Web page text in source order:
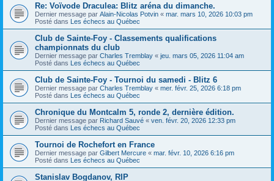
Re: Voïvode Draculea: Blitz aréna du dimanche.
Dernier message par Alain-Nicolas Potvin « mar. mars 10, 2026 10:03 pm
Posté dans Les échecs au Québec
Club de Sainte-Foy - Classements qualifications
championnats du club
Dernier message par Charles Tremblay « jeu. mars 05, 2026 11:04 am
Posté dans Les échecs au Québec
Club de Sainte-Foy - Tournoi du samedi - Blitz 6
Dernier message par Charles Tremblay « mer. févr. 25, 2026 6:18 pm
Posté dans Les échecs au Québec
Chronique du Montcalm 5, ronde 2, dernière édition.
Dernier message par Richard Sauvé « ven. févr. 20, 2026 12:33 pm
Posté dans Les échecs au Québec
Tournoi de Rochefort en France
Dernier message par Gilbert Mercure « mar. févr. 10, 2026 6:16 pm
Posté dans Les échecs au Québec
Stanislav Bogdanov, RIP